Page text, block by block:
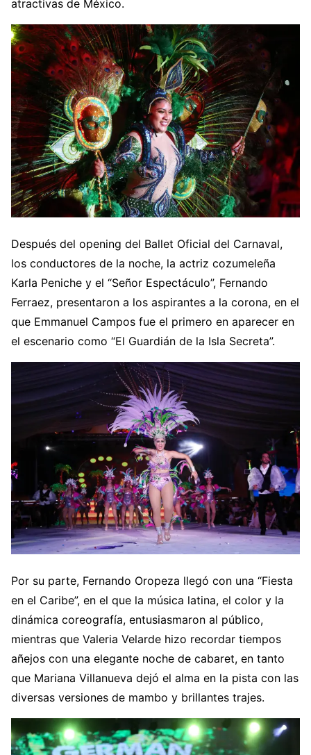
atractivas de México.
Después del opening del Ballet Oficial del Carnaval,
los conductores de la noche, la actriz cozumeleña
Karla Peniche y el “Señor Espectáculo”, Fernando
Ferraez, presentaron a los aspirantes a la corona, en el
que Emmanuel Campos fue el primero en aparecer en
el escenario como “El Guardián de la Isla Secreta”.
Por su parte, Fernando Oropeza llegó con una “Fiesta
en el Caribe”, en el que la música latina, el color y la
dinámica coreografía, entusiasmaron al público,
mientras que Valeria Velarde hizo recordar tiempos
añejos con una elegante noche de cabaret, en tanto
que Mariana Villanueva dejó el alma en la pista con las
diversas versiones de mambo y brillantes trajes.